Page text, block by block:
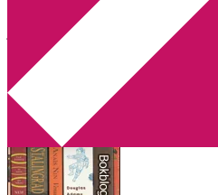
You are here:Home Okategoriserade
Bokbloggsjerka
2014-06-13 by